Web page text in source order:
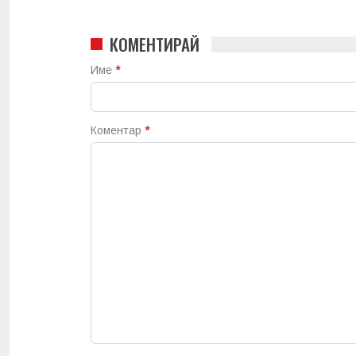
КОМЕНТИРАЙ
Име *
Коментар *